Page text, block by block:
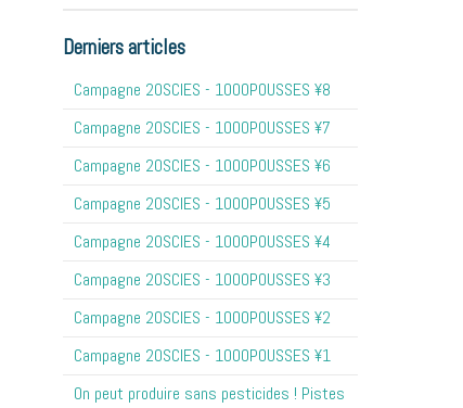
Derniers articles
Campagne 20SCIES - 1OOOPOUSSES ¥8
Campagne 20SCIES - 1OOOPOUSSES ¥7
Campagne 20SCIES - 1OOOPOUSSES ¥6
Campagne 20SCIES - 1OOOPOUSSES ¥5
Campagne 20SCIES - 1OOOPOUSSES ¥4
Campagne 20SCIES - 1OOOPOUSSES ¥3
Campagne 20SCIES - 1OOOPOUSSES ¥2
Campagne 20SCIES - 1OOOPOUSSES ¥1
On peut produire sans pesticides ! Pistes